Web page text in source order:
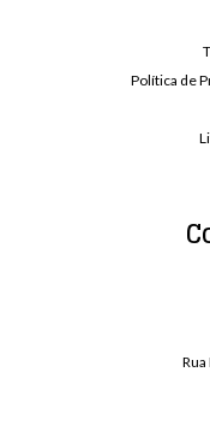
Política de
Rua